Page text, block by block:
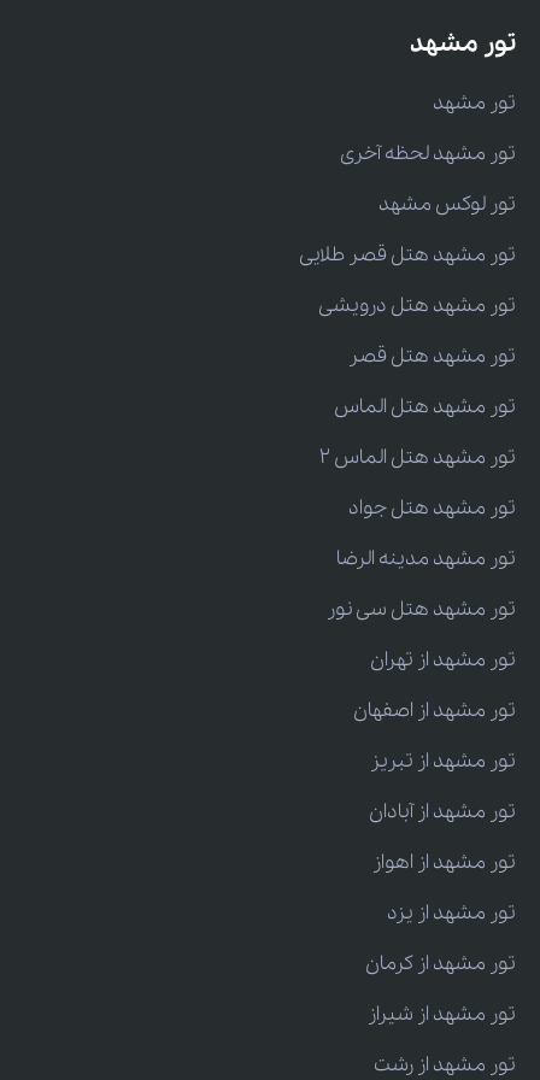
تور مشهد
تور مشهد
تور مشهد لحظه آخری
تور لوکس مشهد
تور مشهد هتل قصر طلایی
تور مشهد هتل درویشی
تور مشهد هتل قصر
تور مشهد هتل الماس
تور مشهد هتل الماس 2
تور مشهد هتل جواد
تور مشهد مدینه الرضا
تور مشهد هتل سی نور
تور مشهد از تهران
تور مشهد از اصفهان
تور مشهد از تبریز
تور مشهد از آبادان
تور مشهد از اهواز
تور مشهد از یزد
تور مشهد از کرمان
تور مشهد از شیراز
تور مشهد از رشت